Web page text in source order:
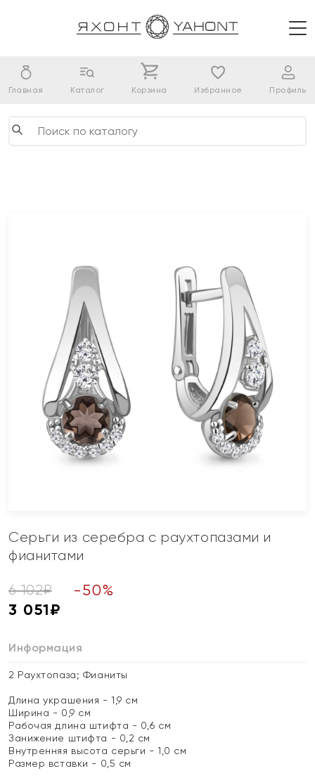
Главная Каталог Корзина Избранное Профиль
Серьги из серебра с раухтопазами и
фианитами
6 102₽ -50%
3 051₽
Информация
2 Раухтопаза; Фианиты
Длина украшения - 1,9 см
Ширина - 0,9 см
Рабочая длина штифта - 0,6 см
Занижение штифта - 0,2 см
Внутренняя высота серьги - 1,0 см
Размер вставки - 0,5 см